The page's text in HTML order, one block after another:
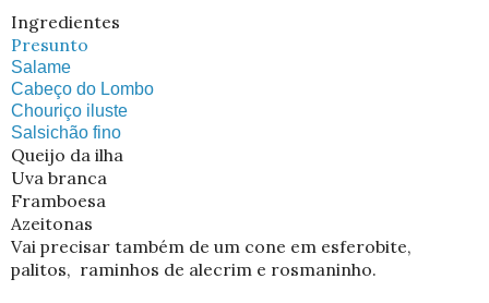
Ingredientes
Presunto
Salame
Cabeço do Lombo
Chouriço iluste
Salsichão fino
Queijo da ilha
Uva branca
Framboesa
Azeitonas
Vai precisar também de um cone em esferobite,
palitos, raminhos de alecrim e rosmaninho.